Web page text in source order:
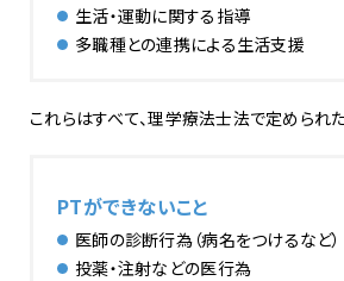
生活・運動に関する指導
多職種との連携による生活支援
これらはすべて、理学療法士法で定められ
PTができないこと
医師の診断行為（病名をつけるなど）
投薬・注射などの医行為